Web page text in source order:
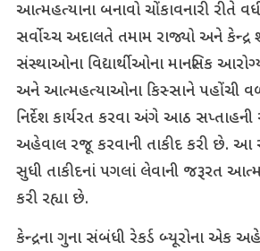
આત્મહત્યાના બનાવો ચોંકાવનારી રીતે
સર્વોચ્ચ અદાલતે તમામ રાજ્યો અને કેન્દ્ર
સંસ્થાઓના વિદ્યાર્થીઓના માનસિક
અને આત્મહત્યાઓના કિસ્સાને પહોંચી
નિર્દેશ કાર્યરત કરવા અંગે આઠ
અહેવાલ રજૂ કરવાની તાકીદ કરી છે.
સુધી તાકીદનાં પગલાં લેવાની જરૂરત
કરી રહ્યા છે.
કેન્દ્રના ગુના સંબંધી રેકર્ડ બ્યૂરોના એક